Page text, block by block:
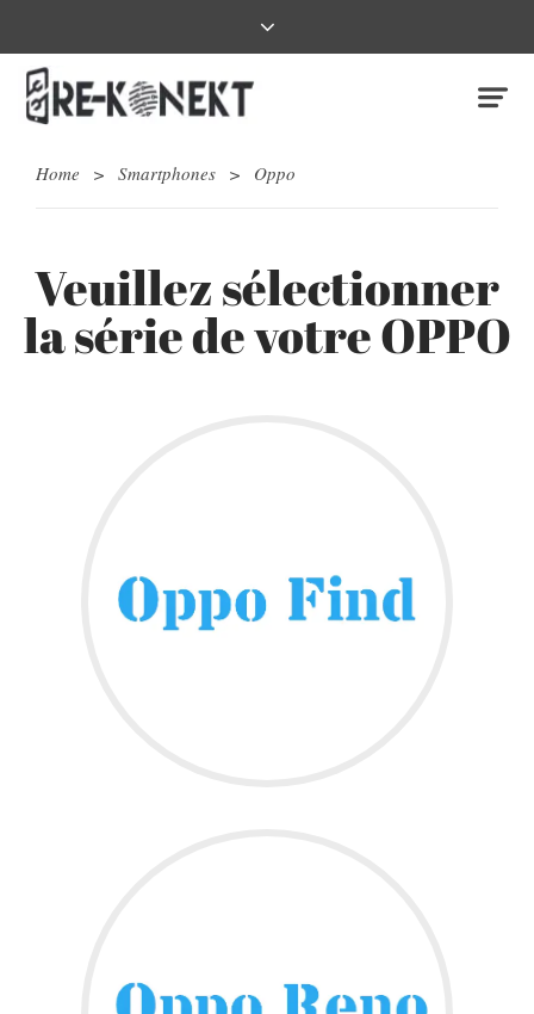
Home > Smartphones > Oppo
Veuillez sélectionner
la série de votre OPPO